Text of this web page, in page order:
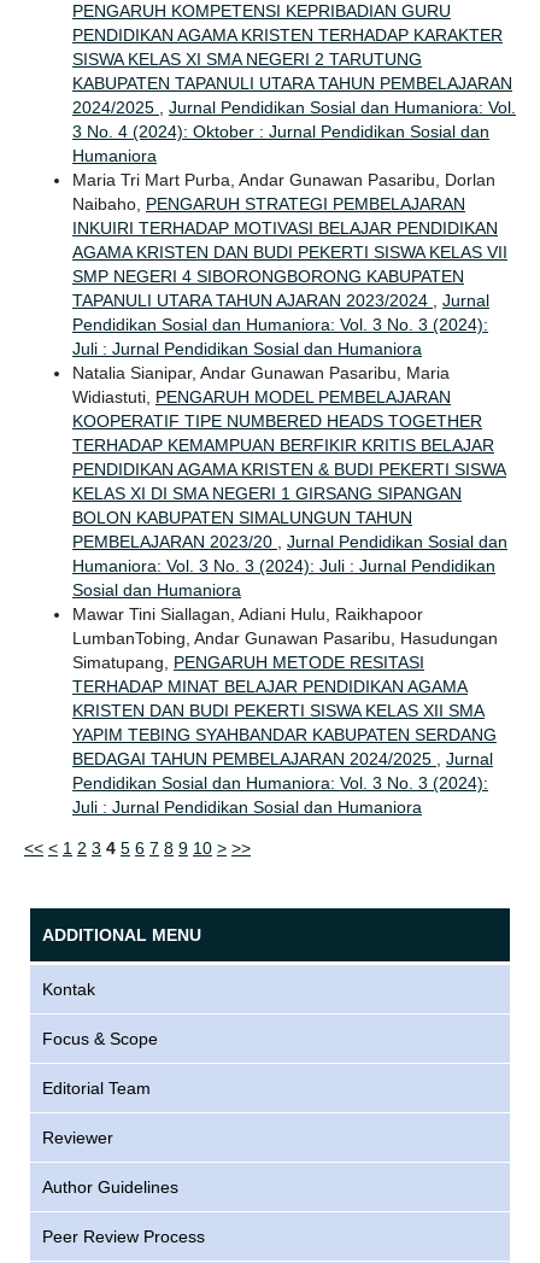
PENGARUH KOMPETENSI KEPRIBADIAN GURU
PENDIDIKAN AGAMA KRISTEN TERHADAP KARAKTER
SISWA KELAS XI SMA NEGERI 2 TARUTUNG
KABUPATEN TAPANULI UTARA TAHUN PEMBELAJARAN
2024/2025
Jurnal Pendidikan Sosial dan Humaniora: Vol.
3 No. 4 (2024): Oktober : Jurnal Pendidikan Sosial dan
Humaniora
Maria Tri Mart Purba, Andar Gunawan Pasaribu, Dorlan
Naibaho, PENGARUH STRATEGI PEMBELAJARAN
INKUIRI TERHADAP MOTIVASI BELAJAR PENDIDIKAN
AGAMA KRISTEN DAN BUDI PEKERTI SISWA KELAS VII
SMP NEGERI 4 SIBORONGBORONG KABUPATEN
TAPANULI UTARA TAHUN AJARAN 2023/2024
Jurnal
Pendidikan Sosial dan Humaniora: Vol. 3 No. 3 (2024):
Juli : Jurnal Pendidikan Sosial dan Humaniora
Natalia Sianipar, Andar Gunawan Pasaribu, Maria
Widiastuti, PENGARUH MODEL PEMBELAJARAN
KOOPERATIF TIPE NUMBERED HEADS TOGETHER
TERHADAP KEMAMPUAN BERFIKIR KRITIS BELAJAR
PENDIDIKAN AGAMA KRISTEN & BUDI PEKERTI SISWA
KELAS XI DI SMA NEGERI 1 GIRSANG SIPANGAN
BOLON KABUPATEN SIMALUNGUN TAHUN
PEMBELAJARAN 2023/20
Jurnal Pendidikan Sosial dan
Humaniora: Vol. 3 No. 3 (2024): Juli : Jurnal Pendidikan
Sosial dan Humaniora
Mawar Tini Siallagan, Adiani Hulu, Raikhapoor
LumbanTobing, Andar Gunawan Pasaribu, Hasudungan
Simatupang, PENGARUH METODE RESITASI
TERHADAP MINAT BELAJAR PENDIDIKAN AGAMA
KRISTEN DAN BUDI PEKERTI SISWA KELAS XII SMA
YAPIM TEBING SYAHBANDAR KABUPATEN SERDANG
BEDAGAI TAHUN PEMBELAJARAN 2024/2025
Jurnal
Pendidikan Sosial dan Humaniora: Vol. 3 No. 3 (2024):
Juli : Jurnal Pendidikan Sosial dan Humaniora
<< < 1 2 3 4 5 6 7 8 9 10 > >>
ADDITIONAL MENU
Kontak
Focus & Scope
Editorial Team
Reviewer
Author Guidelines
Peer Review Process